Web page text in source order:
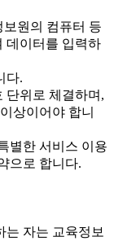
원의 컴퓨터 등
데이터를 입력하
다.
위로 체결하며,
상이어야 합니
별한 서비스 이용
으로 합니다.
자는 교육정보